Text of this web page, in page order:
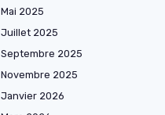
Mai 2025
Juillet 2025
Septembre 2025
Novembre 2025
Janvier 2026